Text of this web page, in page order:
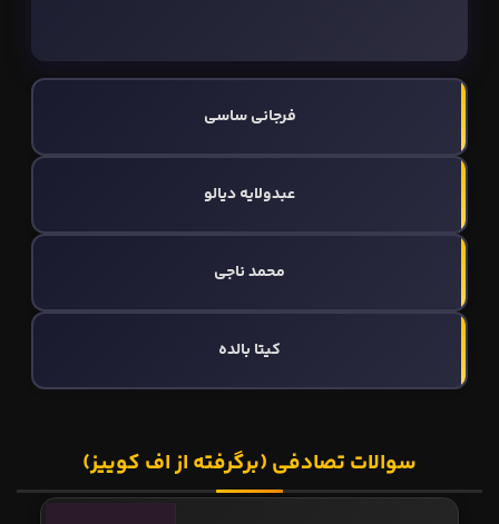
فرجانی ساسی
عبدولایه دیالو
محمد ناجی
کیتا بالده
سوالات تصادفی (برگرفته از اف کوییز)